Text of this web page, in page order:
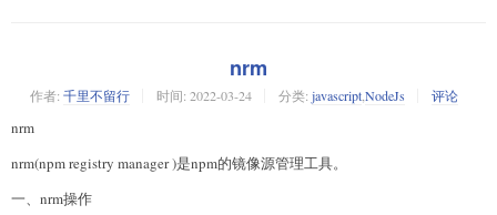
nrm
作者: 千里不留行 时间: 2022-03-24 分类: javascriptNodeJs 评论
nrm
nrm(npm registry manager )是npm的镜像源管理工具。
一、nrm操作